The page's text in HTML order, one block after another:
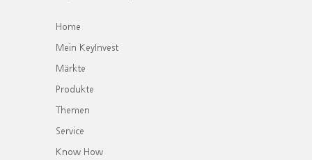
Home
Mein KeyInvest
Märkte
Produkte
Themen
Service
Know How